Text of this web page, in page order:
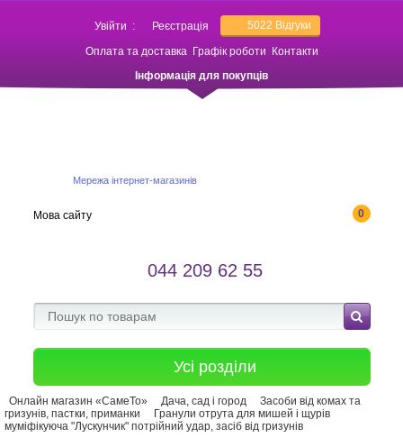
Увійти : Реєстрація 5022 Відгуки
Оплата та доставка Графік роботи
Контакти
Інформація для покупців
Мережа інтернет-магазинів
0
Мова сайту
044 209 62 55
Усі розділи
Онлайн магазин «СамеТо» Дача, сад і город
Засоби від комах та
гризунів, пастки, приманки
Гранули отрута для мишей і щурів
муміфікуюча "Лускунчик" потрійний удар, засіб від гризунів